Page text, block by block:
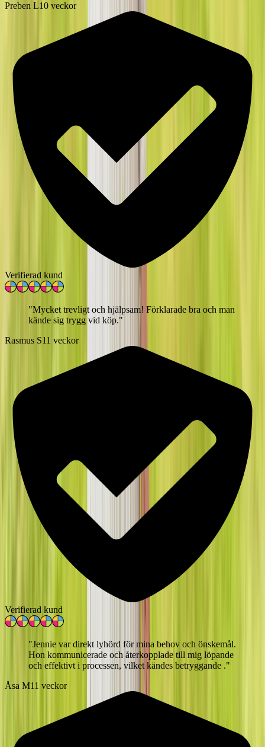
Preben L10 veckor
Verifierad kund
"Mycket trevligt och hjälpsam! Förklarade bra och man
kände sig trygg vid köp."
Rasmus S11 veckor
Verifierad kund
"Jennie var direkt lyhörd för mina behov och önskemål.
Hon kommunicerade och återkopplade till mig löpande
och effektivt i processen, vilket kändes betryggande ."
Åsa M11 veckor